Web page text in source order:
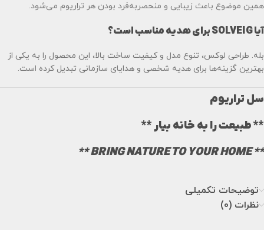
همین موضوع باعث زیبایی و منحصربه‌فرد بودن هر تراریوم می‌شود.
آیا SOLVEIG برای هدیه مناسب است؟
بله. طراحی لوکس، تنوع مدل و کیفیت ساخت بالا، این محصول را به یکی از
بهترین گزینه‌ها برای هدیه شخصی و هدایای سازمانی تبدیل کرده است.
سل تراریوم
** طبیعت را به خانه بیار **
** BRING NATURE TO YOUR HOME **
توضیحات تکمیلی
نظرات (0)